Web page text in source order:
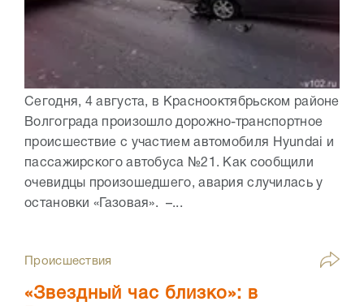
Сегодня, 4 августа, в Краснооктябрьском районе
Волгограда произошло дорожно-транспортное
происшествие с участием автомобиля Hyundai и
пассажирского автобуса №21. Как сообщили
очевидцы произошедшего, авария случилась у
остановки «Газовая». –...
Происшествия
«Звездный час близко»: в